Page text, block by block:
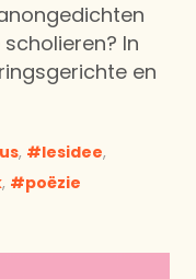
In
en
, lesidee,
, poëzie